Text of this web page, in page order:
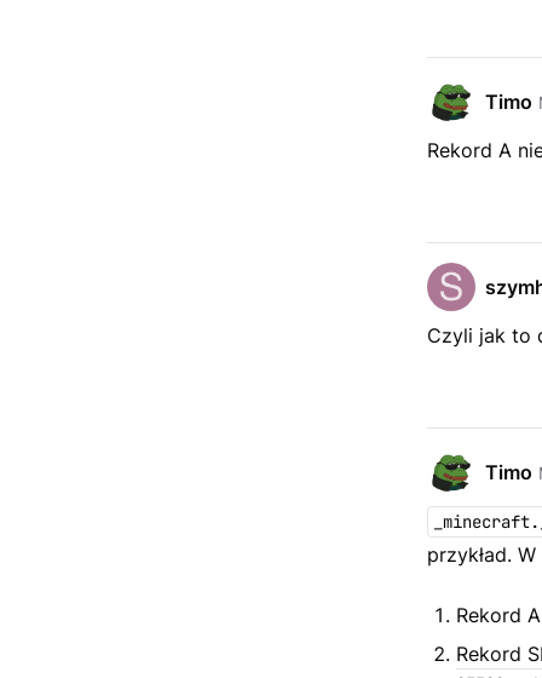
Timo
Rekord A
Czyli jak to
Timo
przykład.
Rekord
Rekord